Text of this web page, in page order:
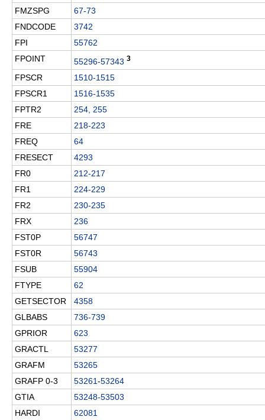
FMZSPG
67-73
FNDCODE
3742
FPI
55762
FPOINT
55296-57343 3
FPSCR
1510-1515
FPSCR1
1516-1535
FPTR2
254, 255
FRE
218-223
FREQ
64
FRESECT
4293
FR0
212-217
FR1
224-229
FR2
230-235
FRX
236
FST0P
56747
FST0R
56743
FSUB
55904
FTYPE
62
GETSECTOR
4358
GLBABS
736-739
GPRIOR
623
GRACTL
53277
GRAFM
53265
GRAFP 0-3
53261-53264
GTIA
53248-53503
HARDI
62081